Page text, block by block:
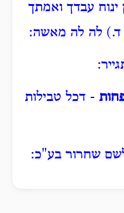
ינוח עבדך ואמתך
ד.) לה לה מאשה:
- דכל טבילות
שחרור בע"כ: